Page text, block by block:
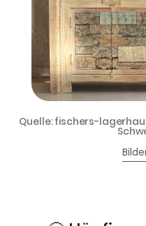
Quelle: fischers-